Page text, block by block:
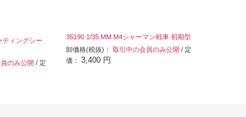
ティングシー
のみ公開 / 定
35190 1/35 MM M4シャーマン戦車 初期型
卸価格(税抜)： 取引中の会員のみ公開 / 定
価： 3,400 円